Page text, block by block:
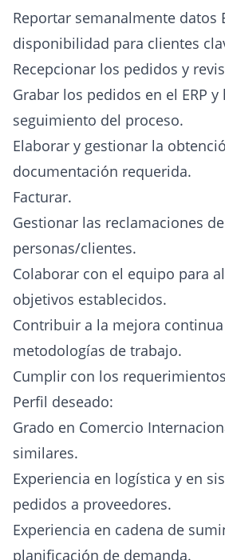
Reportar semanalmente datos
disponibilidad para clientes
Recepcionar los pedidos y
Grabar los pedidos en el ERP y
seguimiento del proceso.
Elaborar y gestionar la
documentación requerida.
Facturar.
Gestionar las reclamaciones
personas/clientes.
Colaborar con el equipo para
objetivos establecidos.
Contribuir a la mejora
metodologías de trabajo.
Cumplir con los
Perfil deseado:
Grado en Comercio
similares.
Experiencia en logística y en
pedidos a proveedores.
Experiencia en cadena de
planificación de demanda.